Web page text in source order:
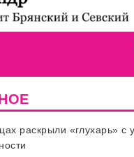
раскрыли «глухарь» с